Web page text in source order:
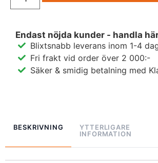
Endast nöjda kunder - handla
Blixtsnabb leverans inom 1-4
Fri frakt vid order över 2 000:-
Säker & smidig betalning med
BESKRIVNING
YTTERLIGARE
INFORMATION